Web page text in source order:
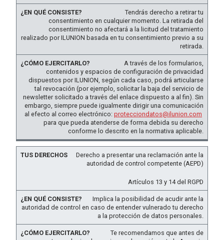
Tendrás derecho a retirar tu
consentimiento en cualquier momento. La retirada del
consentimiento no afectará a la licitud del tratamiento
realizado por ILUNION basada en tu consentimiento previo a su
retirada.
A través de los formularios,
contenidos y espacios de configuración de privacidad
dispuestos por ILUNION, según cada caso, podrá articularse
tal revocación (por ejemplo, solicitar la baja del servicio de
newsletter solicitado a través del enlace dispuesto a al fin). Sin
embargo, siempre puede igualmente dirigir una comunicación
al efecto al correo electrónico: protecciondatos@ilunion.com
para que pueda atenderse de forma debida su derecho
conforme lo descrito en la normativa aplicable.
Derecho a presentar una reclamación ante la
autoridad de control competente (AEPD)
Artículos 13 y 14 del RGPD
Implica la posibilidad de acudir ante la
autoridad de control en caso de entender vulnerado tu derecho
a la protección de datos personales.
Te recomendamos que antes de